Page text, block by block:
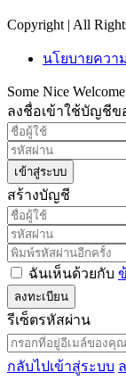
Copyright | All
นโยบายควา
Some Nice
ลงชื่อเข้าใช้บัญชี
เข้าสู่ระบบ
สร้างบัญชี
ฉันเห็นด้วยกับ
ลงทะเบียน
รีเซ็ตรหัสผ่าน
กลับไปเข้าสู่ระบบ